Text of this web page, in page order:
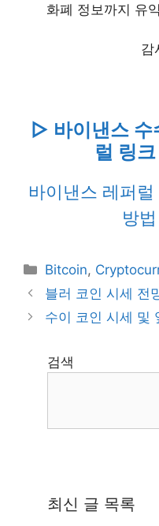
화폐 정보까지 유
감
▷ 바이낸스 수
럴 링
바이낸스 레퍼
방
Categories
Bitcoin,
블러 코인 시세 전
수이 코인 시세 및
검색
최신 글 목록